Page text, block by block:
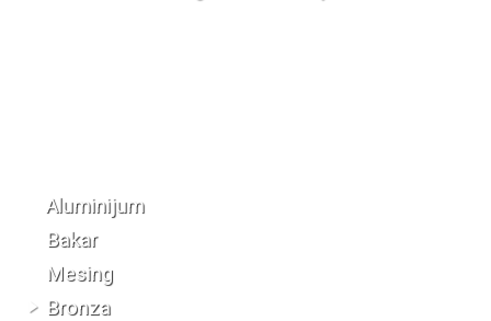
Aluminijum
Bakar
Mesing
Bronza